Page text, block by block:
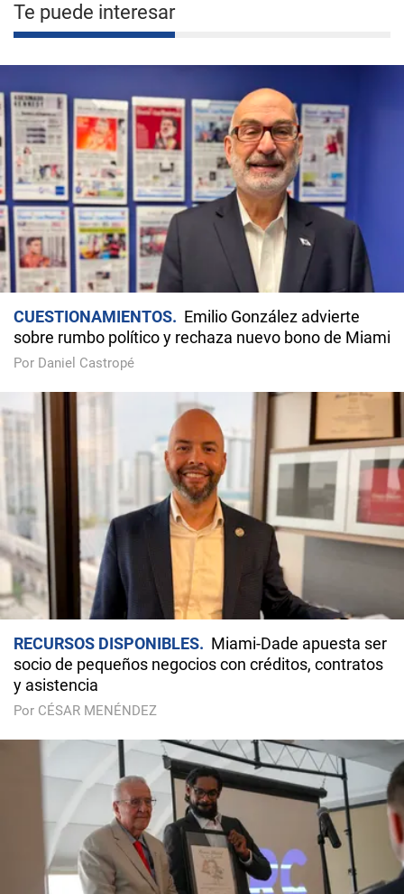
Te puede interesar
CUESTIONAMIENTOS
Emilio González advierte
sobre rumbo político y rechaza nuevo bono de Miami
Por Daniel Castropé
RECURSOS DISPONIBLES
Miami-Dade apuesta ser
socio de pequeños negocios con créditos, contratos
y asistencia
Por CÉSAR MENÉNDEZ